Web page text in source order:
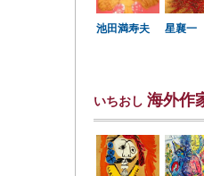
池田満寿夫 星襄一
いちおし 海外作